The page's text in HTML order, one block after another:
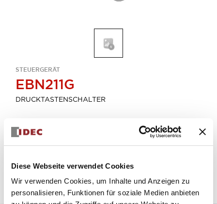
Diese Webseite verwendet Cookies
Wir verwenden Cookies, um Inhalte und Anzeigen zu
personalisieren, Funktionen für soziale Medien anbieten
STEUERGERÄT
EBN211G
DRUCKTASTENSCHALTER
Menge auswählen